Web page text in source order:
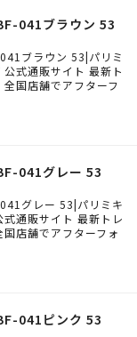
041ブラウン 53
ブラウン 53|パリミ
式通販サイト 最新ト
国店舗でアフターフ
041グレー 53
グレー 53|パリミキ
通販サイト 最新トレ
店舗でアフターフォ
041ピンク 53